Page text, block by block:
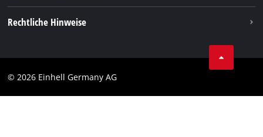
Vertrag widerrufen
Rechtliche Hinweise
Impressum
© 2026 Einhell Germany AG